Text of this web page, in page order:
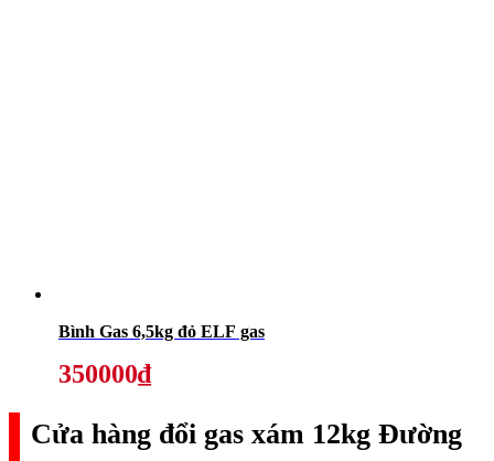
Bình Gas 6,5kg đỏ ELF gas
350000₫
Cửa hàng đổi gas xám 12kg Đường